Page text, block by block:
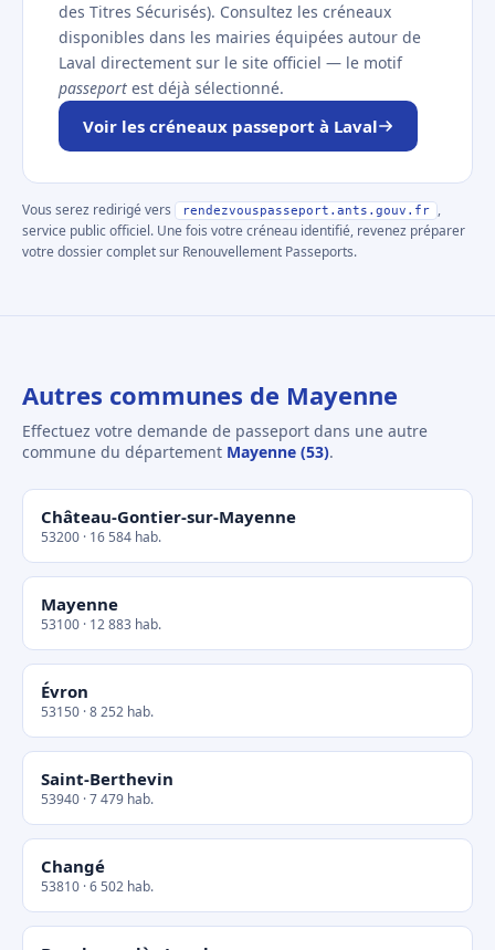
des Titres Sécurisés). Consultez les créneaux
disponibles dans les mairies équipées autour de
Laval directement sur le site officiel — le motif
passeport est déjà sélectionné.
Voir les créneaux passeport à Laval
Vous serez redirigé vers rendezvouspasseport.ants.gouv.fr
,
service public officiel. Une fois votre créneau identifié, revenez préparer
votre dossier complet sur Renouvellement Passeports.
Autres communes de Mayenne
Effectuez votre demande de passeport dans une autre
commune du département Mayenne (53).
Château-Gontier-sur-Mayenne
53200 · 16 584 hab.
Mayenne
53100 · 12 883 hab.
Évron
53150 · 8 252 hab.
Saint-Berthevin
53940 · 7 479 hab.
Changé
53810 · 6 502 hab.